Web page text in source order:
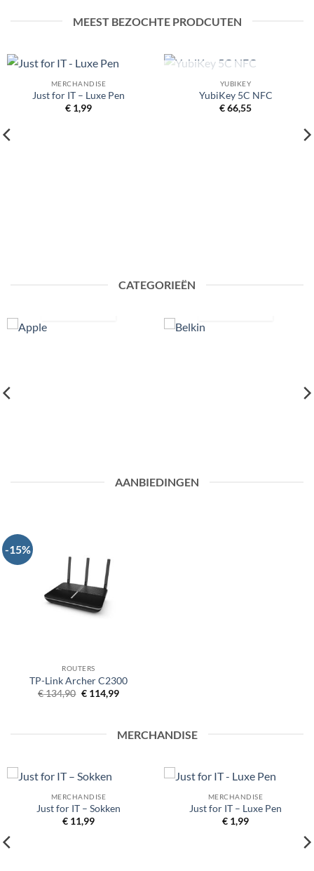
MEEST BEZOCHTE PRODCUTEN
MERCHANDISE
Just for IT – Luxe Pen
€ 1,99
UITVERKOCHT
YUBIKEY
YubiKey 5C NFC
€66,55
CATEGORIEËN
AANBIEDINGEN
-15%
ROUTERS
TP-Link Archer C2300
€134,90 Oorspronkelijke
€114,99Huidige
MERCHANDISE
MERCHANDISE
Just for IT – Sokken
€ 11,99
MERCHANDISE
Just for IT – Luxe Pen
€ 1,99